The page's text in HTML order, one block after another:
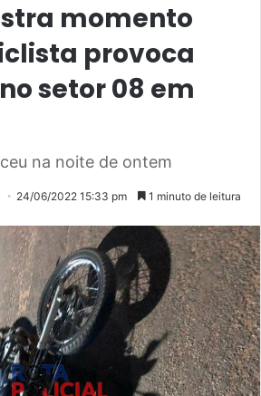
momento
provoca
setor 08 em
na noite de ontem
24/06/2022 15:33 pm 1 minuto de leitura